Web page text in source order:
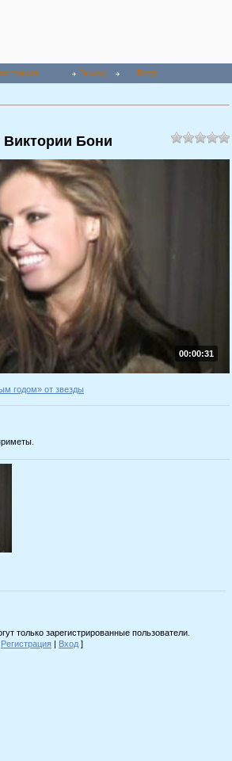
Выход Вход
Бони
00:00:31
годом» от звезды
только зарегистрированные пользователи.
Регистрация | Вход ]